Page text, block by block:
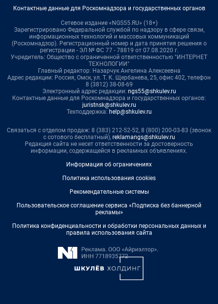
Контактные данные для Роскомнадзора и государственных органов
Сетевое издание «NGS55.RU» (18+)
Зарегистрировано Федеральной службой по надзору в сфере связи,
информационных технологий и массовых коммуникаций
(Роскомнадзор). Регистрационный номер и дата принятия решения о
регистрации - ЭЛ № ФС 77 - 78819 от 07.08.2020 г.
Учредитель: Общество с ограниченной ответственностью "ИНТЕРНЕТ
ТЕХНОЛОГИИ"
Главный редактор: Назарчук Ангелина Алексеевна
Адрес редакции: Россия, Омск, ул. Т. К. Щербанева, 25, офис 402, телефон
8 (3812) 38-08-69
Электронный адрес редакции: ngs55@shkulev.ru
Контактные данные для Роскомнадзора и государственных органов:
juristnsk@shkulev.ru
Техподдержка: help@shkulev.ru
Связаться с отделом продаж: 8 (383) 212-52-52, 8 (800) 200-03-83 (звонок
с сотового бесплатный), reklamangs@shkulev.ru
Редакция сайта не несет ответственности за достоверность
информации, содержащейся в рекламных объявлениях.
Информация об ограничениях
Политика использования cookies
Рекомендательные системы
Пользовательское соглашение сервиса «Подписка без баннерной
рекламы»
Политика конфиденциальности и обработки персональных данных и
правила использования сайта